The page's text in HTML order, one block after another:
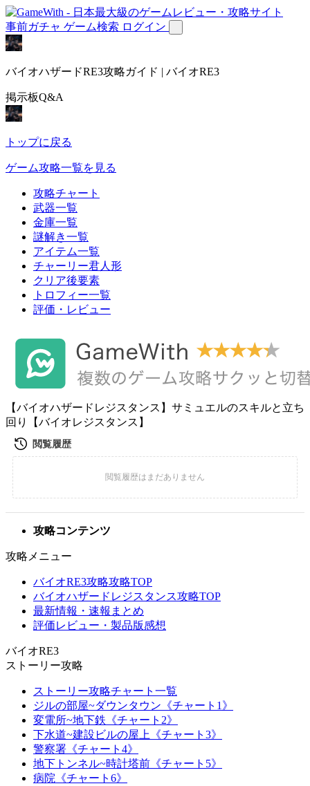
事前ガチャ ゲーム検索 ログイン
バイオハザードRE3攻略ガイド | バイオRE3
掲示板Q&A
トップに戻る
ゲーム攻略一覧を見る
攻略チャート
武器一覧
金庫一覧
謎解き一覧
アイテム一覧
チャーリー君人形
クリア後要素
トロフィー一覧
評価・レビュー
【バイオハザードレジスタンス】サミュエルのスキルと立ち
回り【バイオレジスタンス】
攻略コンテンツ
攻略メニュー
バイオRE3攻略攻略TOP
バイオハザードレジスタンス攻略TOP
最新情報・速報まとめ
評価レビュー・製品版感想
バイオRE3
ストーリー攻略
ストーリー攻略チャート一覧
ジルの部屋~ダウンタウン《チャート1》
変電所~地下鉄《チャート2》
下水道~建設ビルの屋上《チャート3》
警察署《チャート4》
地下トンネル~時計塔前《チャート5》
病院《チャート6》